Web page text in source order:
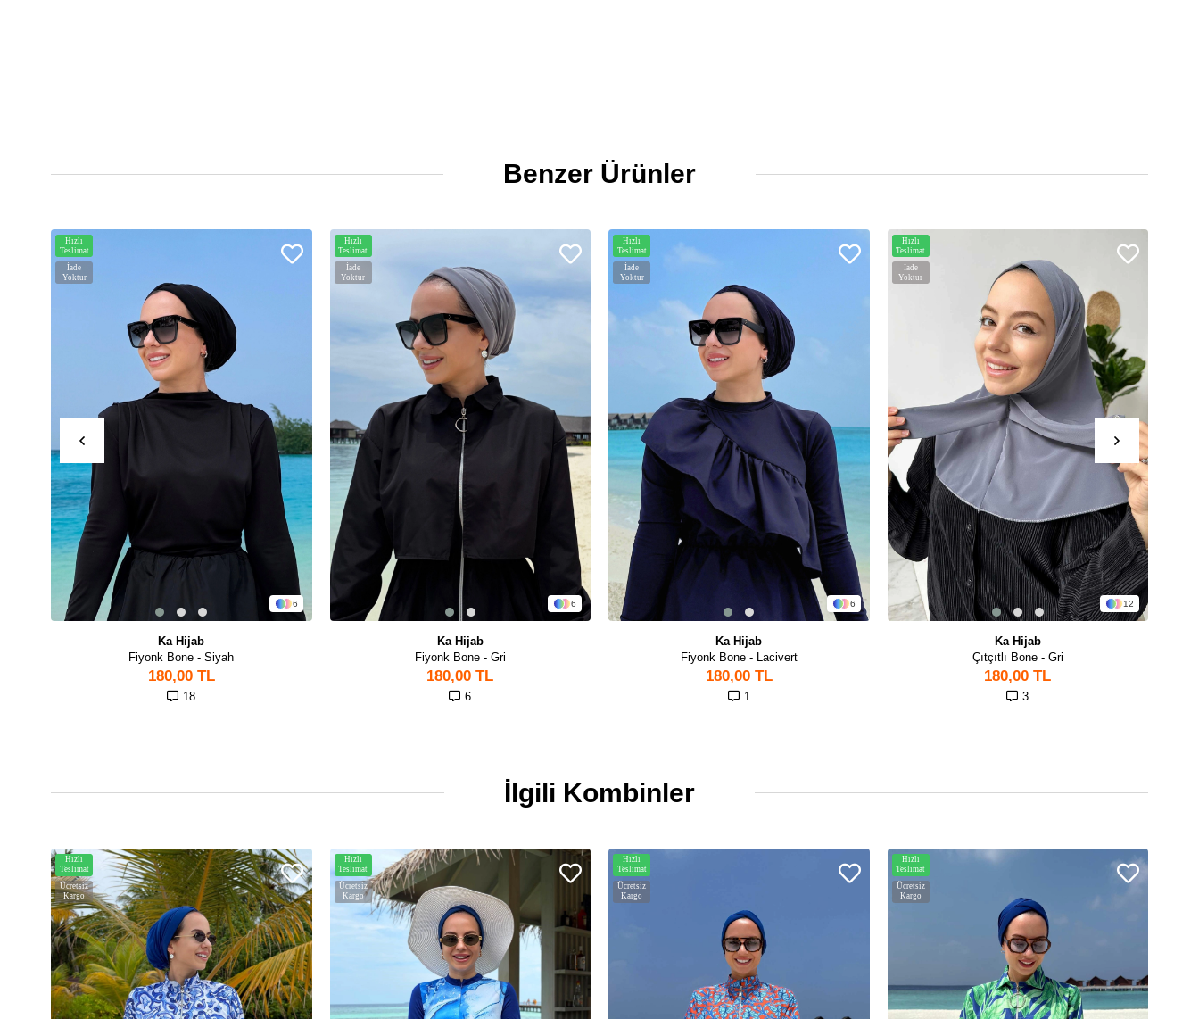
Benzer Ürünler
6
Ka Hijab
Fiyonk Bone - Siyah
18
180,00 TL
İade
Yoktur
Hızlı
Teslimat
6
Ka Hijab
Fiyonk Bone - Gri
6
180,00 TL
İade
Yoktur
Hızlı
Teslimat
6
Ka Hijab
Fiyonk Bone - Lacivert
1
180,00 TL
İade
Yoktur
Hızlı
Teslimat
12
Ka Hijab
Çıtçıtlı Bone - Gri
3
180,00 TL
İade
Yoktur
Hızlı
Teslimat
İlgili Kombinler
Ücretsiz
Kargo
Hızlı
Teslimat
Ücretsiz
Kargo
Hızlı
Teslimat
Ücretsiz
Kargo
Hızlı
Teslimat
Ücretsiz
Kargo
Hızlı
Teslimat